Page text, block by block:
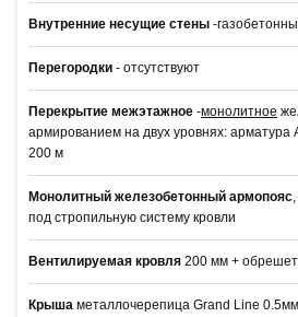
Внутренние несущие стены -
Перегородки - отсутствуют
Перекрытие межэтажное -монолитное
армированием на двух уровнях: арматура
200 м
Монолитный железобетонный армопояс
под стропильную систему кровли
Вентилируемая кровля 200 мм +
Крыша металлочерепица Grand Line